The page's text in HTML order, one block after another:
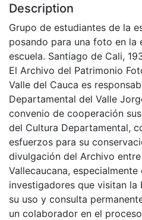
Description
Grupo de estudiantes de la
posando para una foto en la
escuela. Santiago de Cali,
El Archivo del Patrimonio
Valle del Cauca es
Departamental del Valle
convenio de cooperación
del Cultura Departamental,
esfuerzos para su
divulgación del Archivo
Vallecaucana,
investigadores que visitan
su uso y consulta
un colaborador en el